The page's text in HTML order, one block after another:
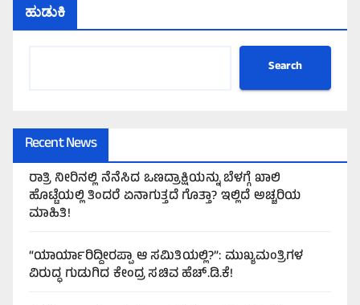
ಹುಡುಕಿ
Search
Recent News
ರಾತ್ರಿ ನೀರಿನಲ್ಲಿ ನೆನೆಸಿದ ಒಣದ್ರಾಕ್ಷಿಯನ್ನು ಬೆಳಗ್ಗೆ ಖಾಲಿ
ಹೊಟ್ಟೆಯಲ್ಲಿ ತಿಂದರೆ ಏನಾಗುತ್ತದೆ ಗೊತ್ತಾ? ಇಲ್ಲಿದೆ ಅಚ್ಚರಿಯ
ಮಾಹಿತಿ!
“ಯಾರ್ಯಾರಿದ್ದೀರಪ್ಪಾ ಆ ಸಮಿತಿಯಲ್ಲಿ?”: ಮುಖ್ಯಮಂತ್ರಿಗಳ
ವಿರುದ್ಧ ಗುಡುಗಿದ ಕೇಂದ್ರ ಸಚಿವ ಹೆಚ್.ಡಿ.ಕೆ!